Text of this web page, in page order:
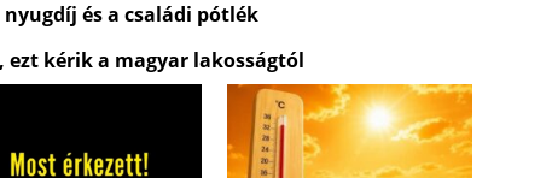
és a családi pótlék
ezt kérik a magyar lakosságtól